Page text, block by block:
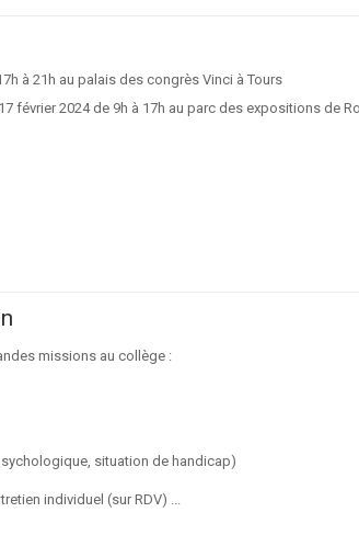
à 21h au palais des congrès Vinci à Tours
février 2024 de 9h à 17h au parc des expositions de
missions au collège :
situation de handicap)
individuel (sur RDV) ...